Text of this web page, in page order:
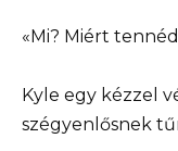
«Mi? Miért
Kyle egy kézzel
szégyenlősnek